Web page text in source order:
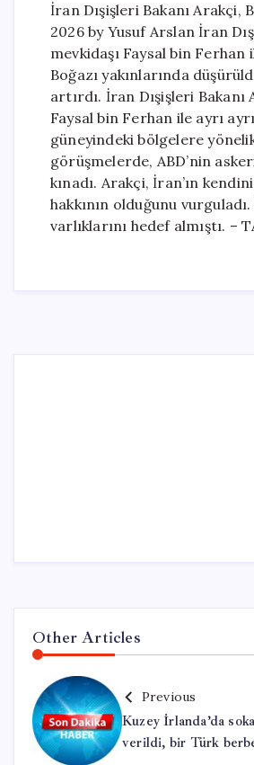
İran Dışişleri Bakanı Arakçi,
2026 by Yusuf Arslan İran
mevkidaşı Faysal bin
Boğazı yakınlarında
artırdı. İran Dışişleri Bakanı
Faysal bin Ferhan ile ayrı
güneyindeki bölgelere
görüşmelerde, ABD’nin
kınadı. Arakçi, İran’ın
hakkının olduğunu
varlıklarını hedef almıştı. –
Other Articles
Previous
Kuzey İrlanda’da
verildi, bir Türk